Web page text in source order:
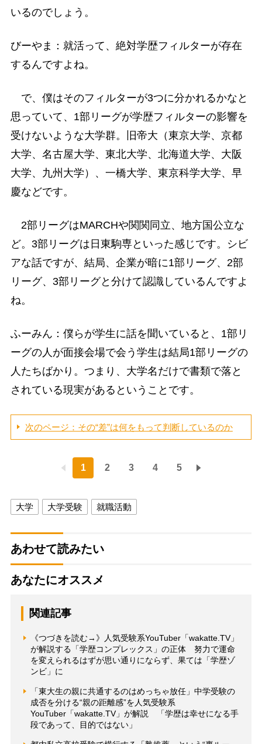
いるのでしょう。
びーやま：就活って、絶対学歴フィルターが存在
するんですよね。
で、僕はそのフィルターが3つに分かれるかなと
思っていて、1部リーグが学歴フィルターの影響を
受けないような大学群。旧帝大（東京大学、京都
大学、名古屋大学、東北大学、北海道大学、大阪
大学、九州大学）、一橋大学、東京科学大学、早
慶などです。
2部リーグはMARCHや関関同立、地方国公立な
ど。3部リーグは日東駒専といった感じです。シビ
アな話ですが、結局、企業が暗に1部リーグ、2部
リーグ、3部リーグと分けて認識しているんですよ
ね。
ふーみん：僕らが学生に話を聞いていると、1部リ
ーグの人が面接会場で会う学生は結局1部リーグの
人たちばかり。つまり、大学名だけで書類で落と
されている現実があるということです。
次のページ：その“差”は何をもって判断しているのか
1 2 3 4 5
大学 大学受験 就職活動
あわせて読みたい
あなたにオススメ
関連記事
《つづきを読む→》人気受験系YouTuber「wakatte.TV」
が解説する「学歴コンプレックス」の正体 努力で運命
を変えられるはずが思い通りにならず、果ては「学歴ゾ
ンビ」に
「東大生の親に共通するのはめっちゃ放任」中学受験の
成否を分ける“親の距離感”を人気受験系
YouTuber「wakatte.TV」が解説 「学歴は幸せになる手
段であって、目的ではない」